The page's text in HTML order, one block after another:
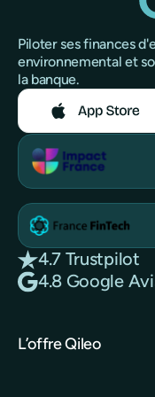
Piloter ses finances
environnemental et
la banque.
4.7 Trustpilot
4.8 Google
L’offre Qileo